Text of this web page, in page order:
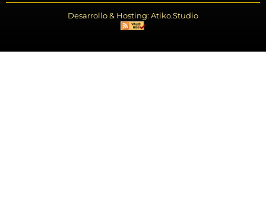
Desarrollo & Hosting: Atiko.Studio